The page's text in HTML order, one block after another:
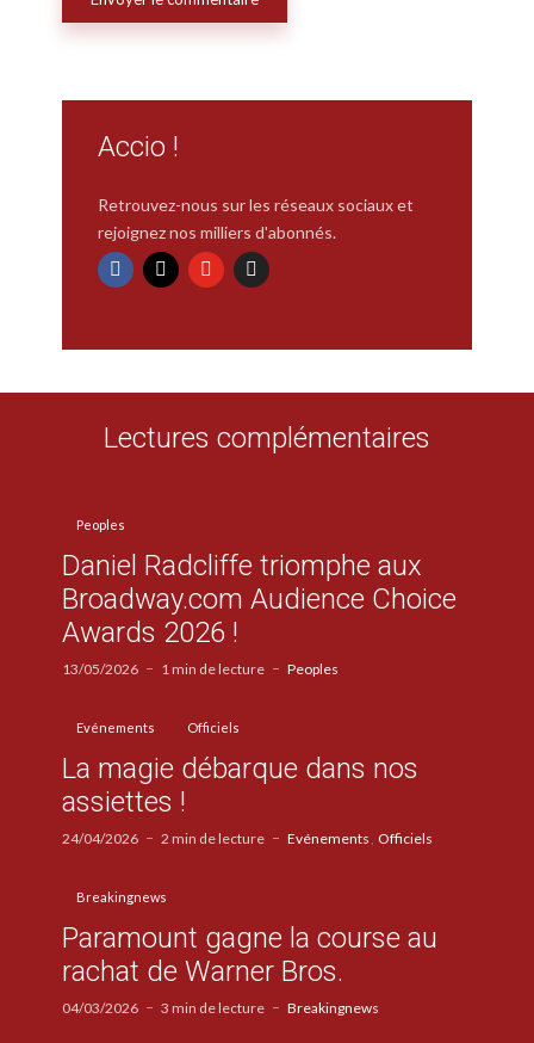
Accio !
Retrouvez-nous sur les réseaux sociaux et
rejoignez nos milliers d'abonnés.
Lectures complémentaires
Peoples
Daniel Radcliffe triomphe aux
Broadway.com Audience Choice
Awards 2026 !
13/05/2026 1 min de lecture Peoples
Evénements Officiels
La magie débarque dans nos
assiettes !
24/04/2026 2 min de lecture Evénements Officiels
Breakingnews
Paramount gagne la course au
rachat de Warner Bros.
04/03/2026 3 min de lecture Breakingnews